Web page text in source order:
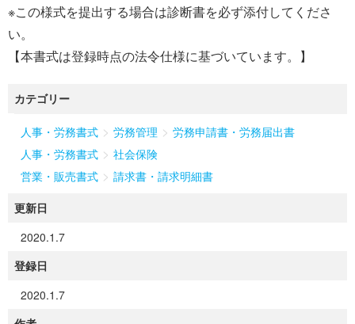
※この様式を提出する場合は診断書を必ず添付してくださ
い。
【本書式は登録時点の法令仕様に基づいています。】
カテゴリー
人事・労務書式 > 労務管理 > 労務申請書・労務届出書
人事・労務書式 > 社会保険
営業・販売書式 > 請求書・請求明細書
更新日
2020.1.7
登録日
2020.1.7